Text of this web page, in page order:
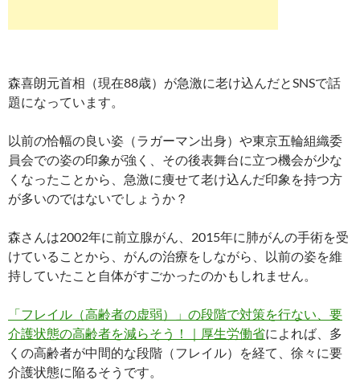
森喜朗元首相（現在88歳）が急激に老け込んだとSNSで話
題になっています。
以前の恰幅の良い姿（ラガーマン出身）や東京五輪組織委
員会での姿の印象が強く、その後表舞台に立つ機会が少な
くなったことから、急激に痩せて老け込んだ印象を持つ方
が多いのではないでしょうか？
森さんは2002年に前立腺がん、2015年に肺がんの手術を受
けていることから、がんの治療をしながら、以前の姿を維
持していたこと自体がすごかったのかもしれません。
「フレイル（高齢者の虚弱）」の段階で対策を行ない、要
介護状態の高齢者を減らそう！｜厚生労働省によれば、多
くの高齢者が中間的な段階（フレイル）を経て、徐々に要
介護状態に陥るそうです。